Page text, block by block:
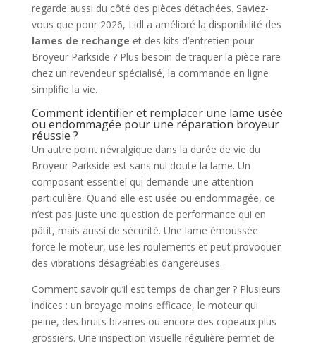
regarde aussi du côté des pièces détachées. Saviez-
vous que pour 2026, Lidl a amélioré la disponibilité des
lames de rechange et des kits d’entretien pour
Broyeur Parkside ? Plus besoin de traquer la pièce rare
chez un revendeur spécialisé, la commande en ligne
simplifie la vie.
Comment identifier et remplacer une lame usée
ou endommagée pour une réparation broyeur
réussie ?
Un autre point névralgique dans la durée de vie du
Broyeur Parkside est sans nul doute la lame. Un
composant essentiel qui demande une attention
particulière. Quand elle est usée ou endommagée, ce
n’est pas juste une question de performance qui en
pâtit, mais aussi de sécurité. Une lame émoussée
force le moteur, use les roulements et peut provoquer
des vibrations désagréables dangereuses.
Comment savoir qu’il est temps de changer ? Plusieurs
indices : un broyage moins efficace, le moteur qui
peine, des bruits bizarres ou encore des copeaux plus
grossiers. Une inspection visuelle régulière permet de